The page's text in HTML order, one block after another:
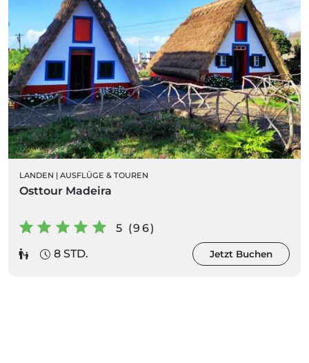
LANDEN | AUSFLÜGE & TOUREN
Osttour Madeira
5 (96)
8 STD.
Jetzt Buchen